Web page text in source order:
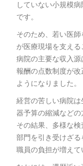
していない小規模
です。
そのため、若い医
が医療現場を支える
病院の主要な収入
報酬の点数制度が
ようになりました。
経営の苦しい病院
器予算の縮減などの
その結果、多様な
部門を引き受けざ
職員の負担が増えて